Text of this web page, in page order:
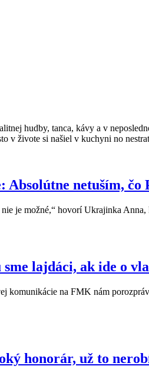
hudby, tanca, kávy a v
v živote si našiel v kuchyni no
netuším, čo
je možné,“ hovorí Ukrajinka
lajdáci, ak ide o
komunikácie na FMK nám
honorár, už to